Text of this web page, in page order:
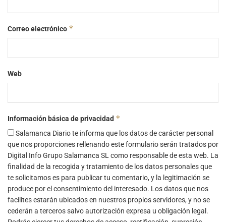
Correo electrónico *
Web
Información básica de privacidad *
Salamanca Diario te informa que los datos de carácter personal
que nos proporciones rellenando este formulario serán tratados por
Digital Info Grupo Salamanca SL como responsable de esta web. La
finalidad de la recogida y tratamiento de los datos personales que
te solicitamos es para publicar tu comentario, y la legitimación se
produce por el consentimiento del interesado. Los datos que nos
facilites estarán ubicados en nuestros propios servidores, y no se
cederán a terceros salvo autorización expresa u obligación legal.